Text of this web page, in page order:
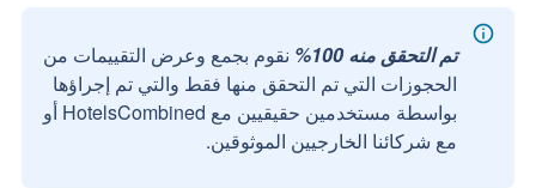
تم التحقق منه 100%
نقوم بجمع وعرض التقييمات من
الحجوزات التي تم التحقق منها فقط والتي تم إجراؤها
بواسطة مستخدمين حقيقيين مع HotelsCombined أو
مع شركائنا الخارجيين الموثوقين.